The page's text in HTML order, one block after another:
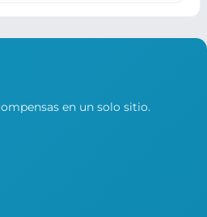
en un solo sitio.